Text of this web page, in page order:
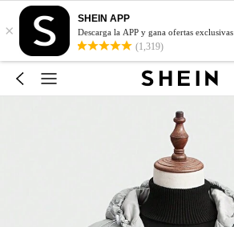
×
SHEIN APP
Descarga la APP y gana ofertas exclusivas
(1,319)